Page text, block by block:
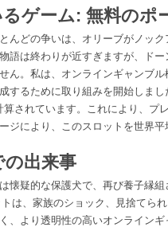
ゲーム: 無料のポ
んどの争いは、オリーブがノッ
語は終わりが近すぎますが、ド
ん。私は、オンラインギャンブ
するために取り組みを開始しま
されています。これにより、プ
ジにより、このスロットを世界
出来事
懐疑的な保護犬で、再び養子縁
は、家族のショック、見捨てら
、より透明性の高いオンライン